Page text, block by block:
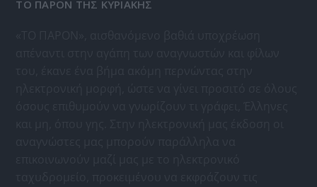
ΤΟ ΠΑΡΟΝ ΤΗΣ ΚΥΡΙΑΚΗΣ